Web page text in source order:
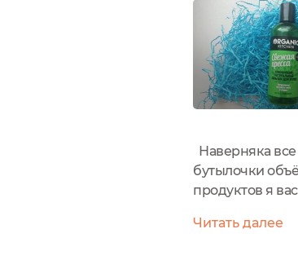
Наверняка
бутылочки
продуктов я
долгое время
Читать далее